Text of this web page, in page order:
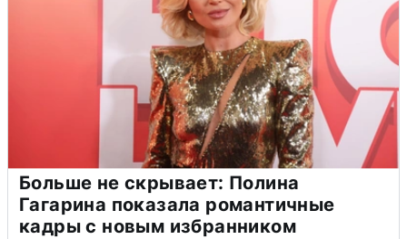
Больше не скрывает: Полина
Гагарина показала романтичные
кадры с новым избранником